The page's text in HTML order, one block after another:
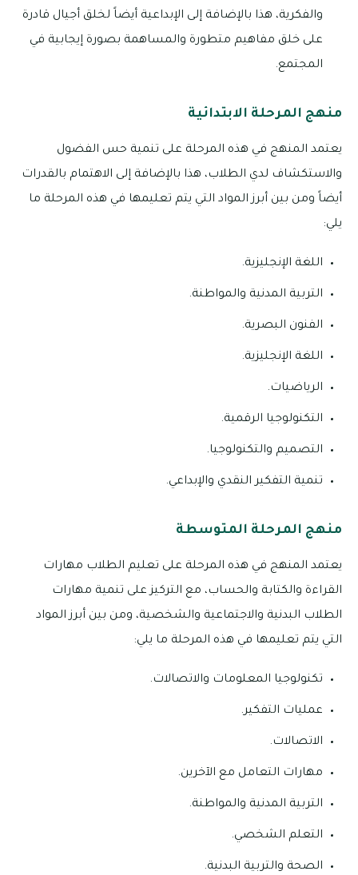
والفكرية، هذا بالإضافة إلى الإبداعية أيضاً لخلق أجيال قادرة
على خلق مفاهيم متطورة والمساهمة بصورة إيجابية في
المجتمع.
منهج المرحلة الابتدائية
يعتمد المنهج في هذه المرحلة على تنمية حس الفضول
والاستكشاف لدي الطلاب، هذا بالإضافة إلى الاهتمام بالقدرات
أيضاً ومن بين أبرز المواد التي يتم تعليمها في هذه المرحلة ما
يلي:
اللغة الإنجليزية.
التربية المدنية والمواطنة.
الفنون البصرية.
اللغة الإنجليزية.
الرياضيات.
التكنولوجيا الرقمية.
التصميم والتكنولوجيا.
تنمية التفكير النقدي والإبداعي.
منهج المرحلة المتوسطة
يعتمد المنهج في هذه المرحلة على تعليم الطلاب مهارات
القراءة والكتابة والحساب، مع التركيز على تنمية مهارات
الطلاب البدنية والاجتماعية والشخصية، ومن بين أبرز المواد
التي يتم تعليمها في هذه المرحلة ما يلي:
تكنولوجيا المعلومات والاتصالات.
عمليات التفكير.
الاتصالات.
مهارات التعامل مع الآخرين.
التربية المدنية والمواطنة.
التعلم الشخصي.
الصحة والتربية البدنية.